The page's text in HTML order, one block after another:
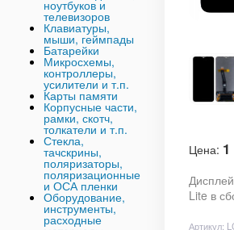
ноутбуков и
телевизоров
Клавиатуры,
мыши, геймпады
Батарейки
Микросхемы,
контроллеры,
усилители и т.п.
Карты памяти
Корпусные части,
рамки, скотч,
толкатели и т.п.
Стекла,
тачскрины,
поляризаторы,
поляризационные
и ОСА пленки
Оборудование,
инструменты,
расходные
Цена: 1
Lite в
Артикул: